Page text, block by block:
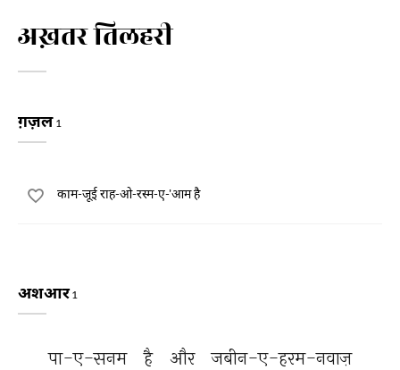
अख़तर तिलहरी
ग़ज़ल 1
काम-जूई राह-ओ-रस्म-ए-'आम है
अशआर1
पा-ए-सनम है और
जबीन-ए-हरम-नवाज़